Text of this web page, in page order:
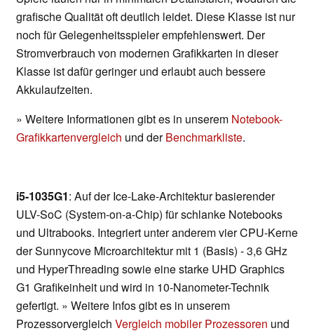
grafische Qualität oft deutlich leidet. Diese Klasse ist nur
noch für Gelegenheitsspieler empfehlenswert. Der
Stromverbrauch von modernen Grafikkarten in dieser
Klasse ist dafür geringer und erlaubt auch bessere
Akkulaufzeiten.
» Weitere Informationen gibt es in unserem Notebook-
Grafikkartenvergleich und derBenchmarkliste.
i5-1035G1: Auf der Ice-Lake-Architektur basierender
ULV-SoC (System-on-a-Chip) für schlanke Notebooks
und Ultrabooks. Integriert unter anderem vier CPU-Kerne
der Sunnycove Microarchitektur mit 1 (Basis) - 3,6 GHz
und HyperThreading sowie eine starke UHD Graphics
G1 Grafikeinheit und wird in 10-Nanometer-Technik
gefertigt. » Weitere Infos gibt es in unserem
Prozessorvergleich Vergleich mobiler Prozessoren und